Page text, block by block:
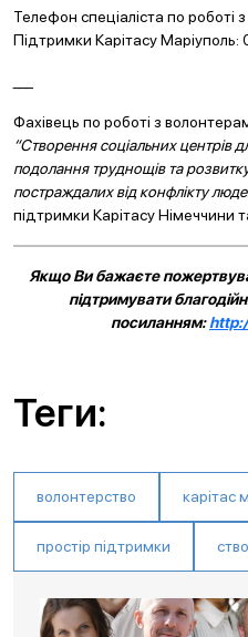
Телефон спеціаліста по
Підтримки Карітасу
Фахівець по роботі з
“Створення соціальних центрів
подолання труднощів та
постраждалих від конфлікту
підтримки Карітасу Німеччини
Якщо Ви бажаєте
підтримувати
посиланням:
Теги:
волонтерство карітас
простір підтримки